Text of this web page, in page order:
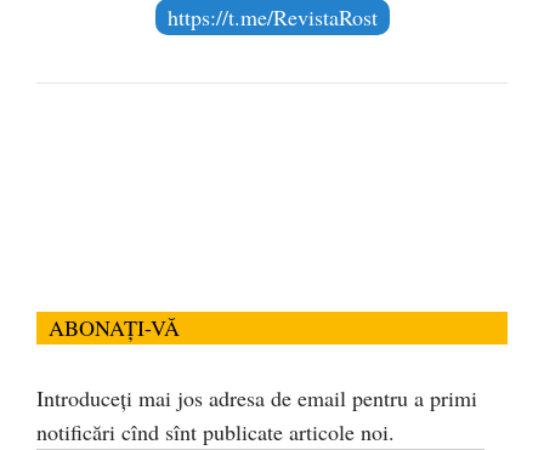
https://t.me/RevistaRost
ABONAȚI-VĂ
Introduceți mai jos adresa de email pentru a primi
notificări cînd sînt publicate articole noi.